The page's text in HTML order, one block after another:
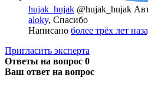
hujak_hujak @hujak_hujak
aloky, Спасибо
Написано более трёх лет
Пригласить эксперта
Ответы на вопрос 0
Ваш ответ на вопрос